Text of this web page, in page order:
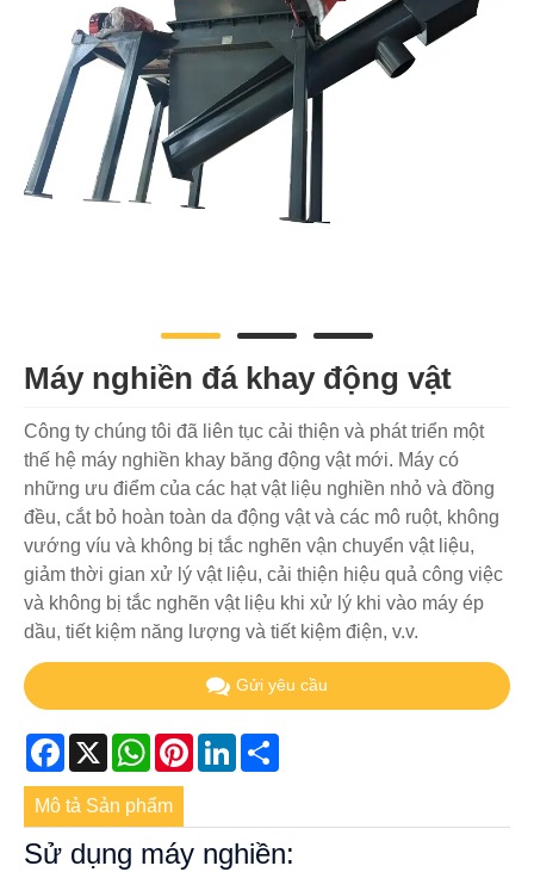
Máy nghiền đá khay động vật
Công ty chúng tôi đã liên tục cải thiện và phát triển một
thế hệ máy nghiền khay băng động vật mới. Máy có
những ưu điểm của các hạt vật liệu nghiền nhỏ và đồng
đều, cắt bỏ hoàn toàn da động vật và các mô ruột, không
vướng víu và không bị tắc nghẽn vận chuyển vật liệu,
giảm thời gian xử lý vật liệu, cải thiện hiệu quả công việc
và không bị tắc nghẽn vật liệu khi xử lý khi vào máy ép
dầu, tiết kiệm năng lượng và tiết kiệm điện, v.v.
Gửi yêu cầu
Facebook
X WhatsApp
PinterestLinkedIn
Mô tả Sản phẩm
Sử dụng máy nghiền: